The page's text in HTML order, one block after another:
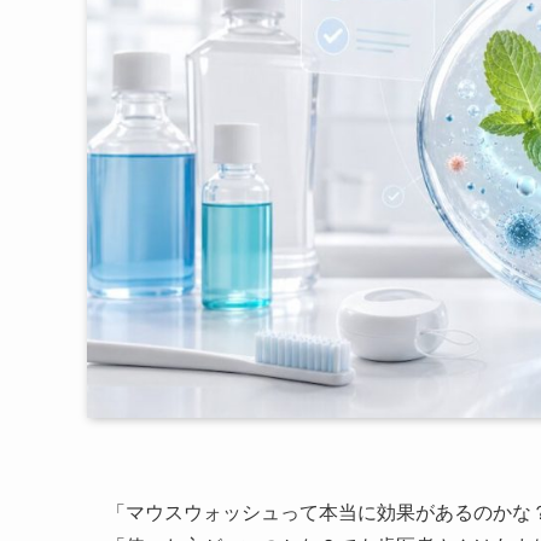
「マウスウォッシュって本当に効果があるのかな